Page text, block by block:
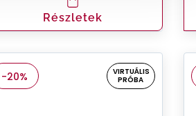
Részletek
-20%
VIRTUÁLIS
PRÓBA